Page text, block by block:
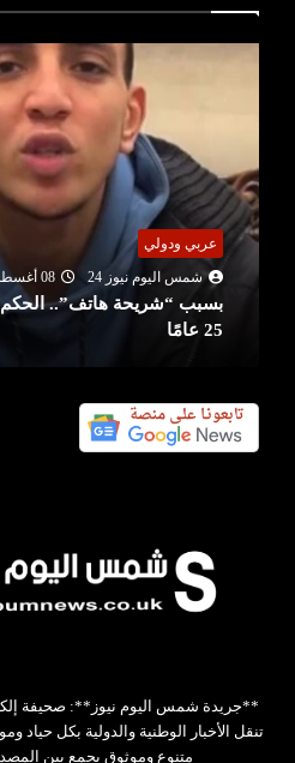
عربي ودولي
شمس اليوم نيوز 24
08 أغسطس 2026
بسبب “شريحة هاتف”..
25 عامًا
**جريدة شمس اليوم نيوز**: صحيفة
تنقل الأخبار الوطنية والدولية بكل
متنوع وموثوق يجمع بين